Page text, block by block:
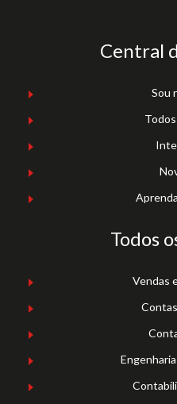
Central
Sou
Todos
Vendas